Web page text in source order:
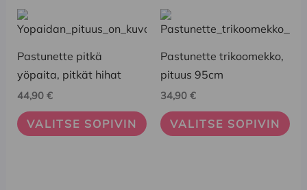
sivulla.
sivulla.
Pastunette pitkä
yöpaita, pitkät hihat
44,90 €
VALITSE SOPIVIN
Tällä
tuotteella
on
useampi
muunnelma.
Voit
tehdä
Pastunette trikoomekko,
pituus 95cm
34,90 €
VALITSE SOPIVIN
Tällä
tuotteella
on
useampi
muunnelma.
Voit
tehdä